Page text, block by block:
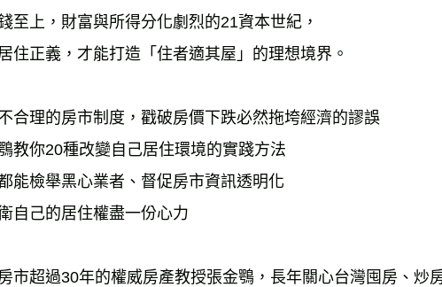
至上，財富與所得分化劇烈的21資本世紀，
住正義，才能打造「住者適其屋」的理想境界。
合理的房市制度，戳破房價下跌必然拖垮經濟的謬誤
教你20種改變自己居住環境的實踐方法
能檢舉黑心業者、督促房市資訊透明化
自己的居住權盡一份心力
市超過30年的權威房產教授張金鶚，長年關心台灣囤房、炒